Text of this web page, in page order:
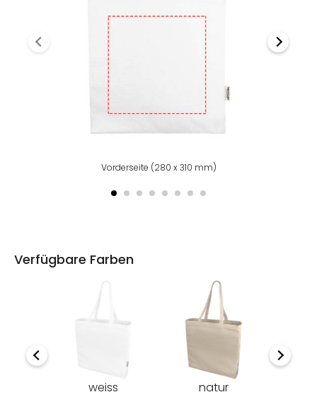
Vorderseite (280 x 310 mm)
Verfügbare Farben
weiss natur